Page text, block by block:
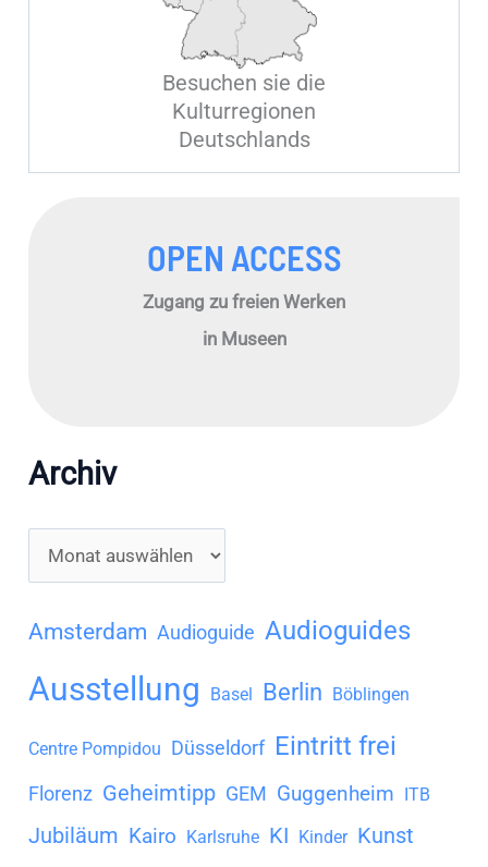
Besuchen sie die
Kulturregionen
Deutschlands
OPEN ACCESS
Zugang zu freien Werken
in Museen
Archiv
r
c
i
Amsterdam Audioguide Audioguides
Ausstellung Basel Berlin Böblingen
Centre Pompidou Düsseldorf Eintritt frei
Florenz Geheimtipp GEM Guggenheim ITB
Jubiläum Kairo Karlsruhe KI Kinder Kunst